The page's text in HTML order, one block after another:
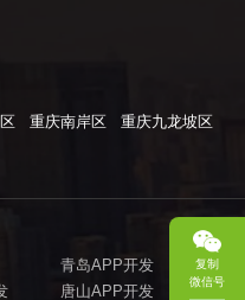
复制
微信号
重庆南岸区
重庆九龙坡区
青岛APP开发
唐山APP开发